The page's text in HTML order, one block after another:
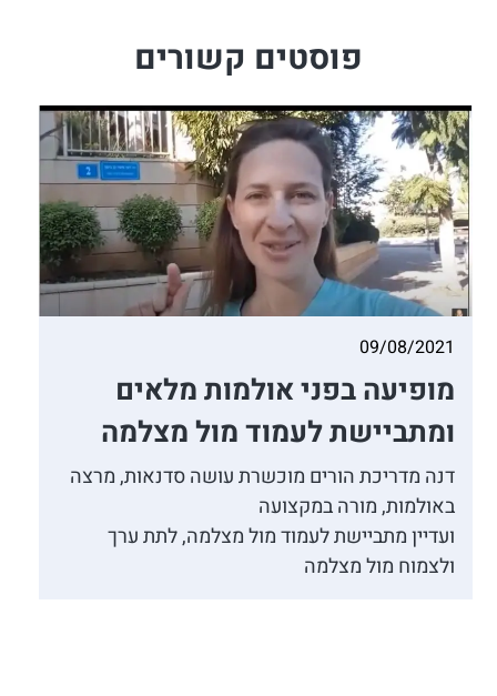
פוסטים קשורים
09/08/2021
מופיעה בפני אולמות מלאים
ומתביישת לעמוד מול מצלמה
דנה מדריכת הורים מוכשרת עושה סדנאות, מרצה
באולמות, מורה במקצועה
ועדיין מתביישת לעמוד מול מצלמה, לתת ערך
ולצמוח מול מצלמה